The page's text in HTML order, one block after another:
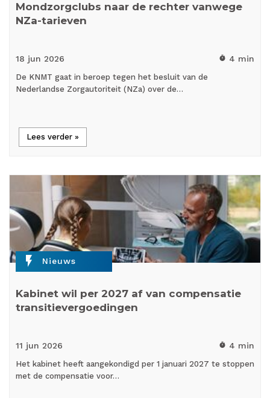
Mondzorgclubs naar de rechter vanwege
NZa-tarieven
18 jun 2026 timer 4 min
De KNMT gaat in beroep tegen het besluit van de
Nederlandse Zorgautoriteit (NZa) over de…
Lees verder »
flash_on Nieuws
Kabinet wil per 2027 af van compensatie
transitievergoedingen
11 jun 2026 timer 4 min
Het kabinet heeft aangekondigd per 1 januari 2027 te stoppen
met de compensatie voor…